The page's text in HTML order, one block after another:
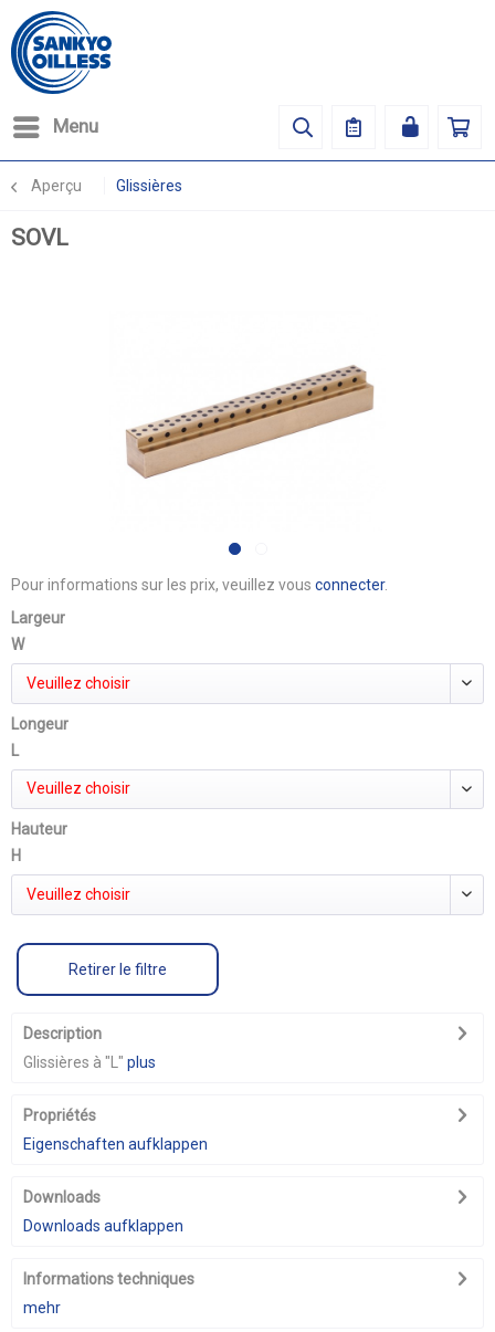
Menu
Aperçu Glissières
SOVL
Pour informations sur les prix, veuillez vous connecter.
Largeur
W
Veuillez choisir
Longeur
L
Veuillez choisir
Hauteur
H
Veuillez choisir
Retirer le filtre
Description
Glissières à "L" plus
Propriétés
Eigenschaften aufklappen
Downloads
Downloads aufklappen
Informations techniques
mehr